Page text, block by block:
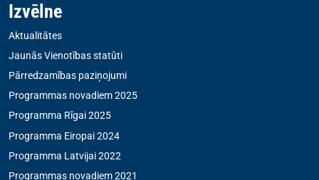
Izvēlne
Aktualitātes
Jaunās Vienotības statūti
Pārredzamības paziņojumi
Programmas novadiem 2025
Programma Rīgai 2025
Programma Eiropai 2024
Programma Latvijai 2022
Programmas novadiem 2021